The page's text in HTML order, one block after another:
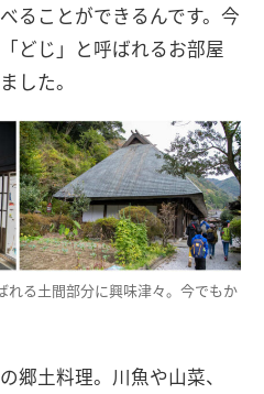
ることができるんです。今
どじ」と呼ばれるお部屋
した。
れる土間部分に興味津々。今でもか
郷土料理。川魚や山菜、